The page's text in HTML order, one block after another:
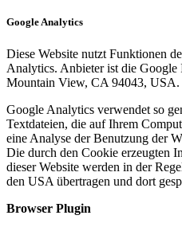
Google Analytics
Diese Website nutzt Funktionen
Analytics. Anbieter ist die
Mountain View, CA 94043, USA.
Google Analytics verwendet so
Textdateien, die auf Ihrem
eine Analyse der Benutzung der
Die durch den Cookie erzeugten
dieser Website werden in der
den USA übertragen und dort
Browser Plugin